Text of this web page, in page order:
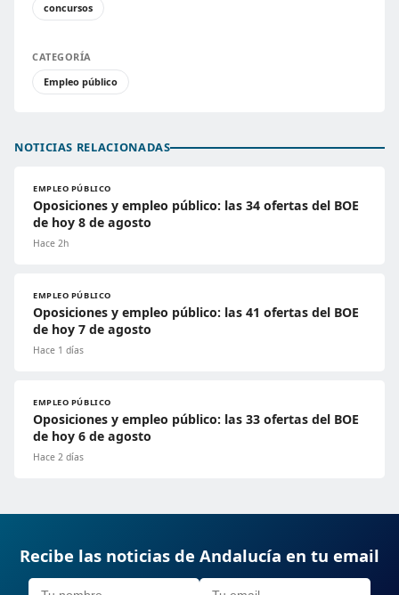
concursos
CATEGORÍA
Empleo público
NOTICIAS RELACIONADAS
EMPLEO PÚBLICO
Oposiciones y empleo público: las 34 ofertas del BOE
de hoy 8 de agosto
Hace 2h
EMPLEO PÚBLICO
Oposiciones y empleo público: las 41 ofertas del BOE
de hoy 7 de agosto
Hace 1 días
EMPLEO PÚBLICO
Oposiciones y empleo público: las 33 ofertas del BOE
de hoy 6 de agosto
Hace 2 días
Recibe las noticias de Andalucía en tu email